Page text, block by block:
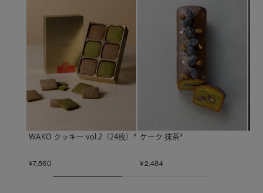
WAKO クッキー vol.2（24枚）*
¥7,560
ケーク 抹茶*
¥2,484